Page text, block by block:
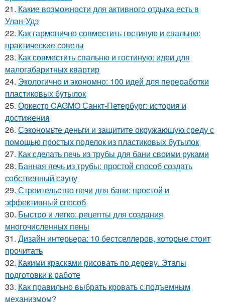
21. Какие возможности для активного отдыха есть в
Улан-Удэ
22. Как гармонично совместить гостиную и спальню:
практические советы
23. Как совместить спальню и гостиную: идеи для
малогабаритных квартир
24. Экологично и экономно: 100 идей для переработки
пластиковых бутылок
25. Оркестр CAGMO Санкт-Петербург: история и
достижения
26. Сэкономьте деньги и защитите окружающую среду с
помощью простых поделок из пластиковых бутылок
27. Как сделать печь из трубы для бани своими руками
28. Банная печь из трубы: простой способ создать
собственный сауну
29. Строительство печи для бани: простой и
эффективный способ
30. Быстро и легко: рецепты для создания
многочисленных пены
31. Дизайн интерьера: 10 бестселлеров, которые стоит
прочитать
32. Какими красками рисовать по дереву. Этапы
подготовки к работе
33. Как правильно выбрать кровать с подъемным
механизмом?